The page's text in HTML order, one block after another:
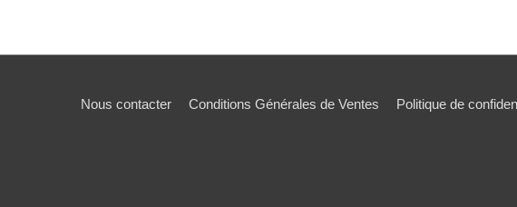
Nous contacter Conditions Générales de Ventes Politique de